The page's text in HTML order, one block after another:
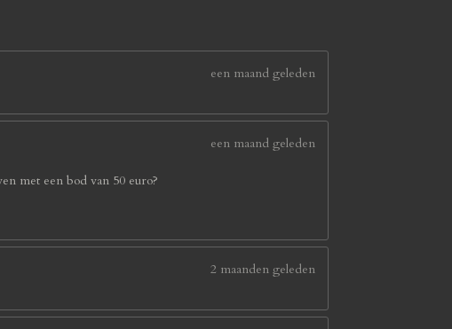
een maand geleden
een maand geleden
met een bod van 50 euro?
2 maanden geleden